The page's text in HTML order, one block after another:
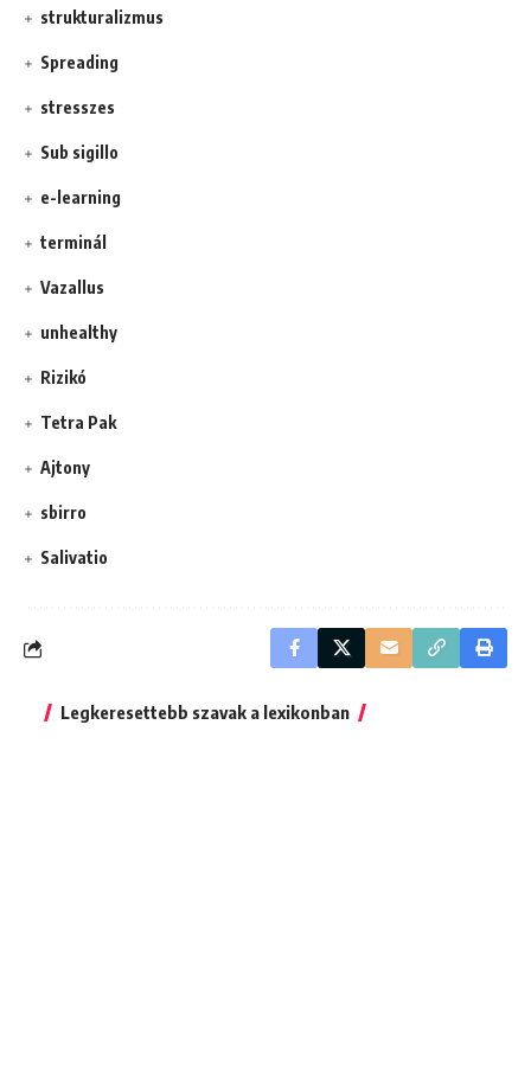
strukturalizmus
Spreading
stresszes
Sub sigillo
e-learning
terminál
Vazallus
unhealthy
Rizikó
Tetra Pak
Ajtony
sbirro
Salivatio
Legkeresettebb szavak a lexikonban